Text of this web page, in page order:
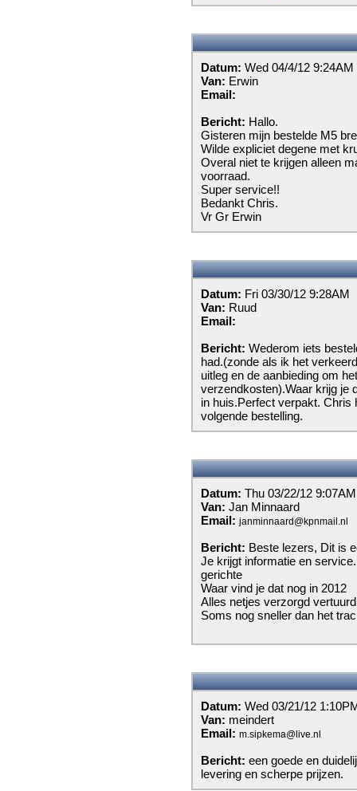
Datum: Wed 04/4/12 9:24AM
Van: Erwin
Email:
Bericht: Hallo.
Gisteren mijn bestelde M5
Wilde expliciet degene met
Overal niet te krijgen alleen
voorraad.
Super service!!
Bedankt Chris.
Vr Gr Erwin
Datum: Fri 03/30/12 9:28AM
Van: Ruud
Email:
Bericht: Wederom iets
had.(zonde als ik het
uitleg en de aanbieding om
verzendkosten).Waar krijg je
in huis.Perfect verpakt. Chris
volgende bestelling.
Datum: Thu 03/22/12 9:07AM
Van: Jan Minnaard
Email: janminnaard@kpnmail.nl
Bericht: Beste lezers, Dit is
Je krijgt informatie en
gerichte
Waar vind je dat nog in 2012
Alles netjes verzorgd
Soms nog sneller dan het
Datum: Wed 03/21/12
Van: meindert
Email: m.sipkema@live.nl
Bericht: een goede en
levering en scherpe prijzen.